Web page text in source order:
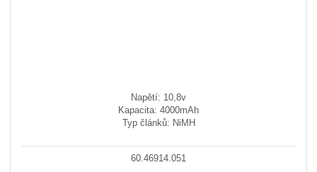
Napětí: 10,8v
Kapacita: 4000mAh
Typ článků: NiMH
60.46914.051